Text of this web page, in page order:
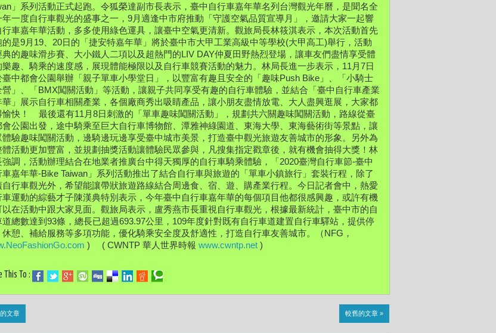
」系列活動正式起跑。令狐榮達副市長表示，臺中自行車嘉年華名列台灣觀光年曆，是聞名全
年一度自行車觀光的盛事之一，9月適逢中市府推動「守護空氣品質宣導月」，邀請大家一起響
行車嘉年華活動，多多使用綠色運具，讓臺中空氣更清新。觀旅局長林筱淇表示，本次活動首先
的是9月19、20日的「捷安特嘉年華」將於臺中市大甲工業高級中等學校(大甲高工)舉行，活動
典的趣味滑步賽、大小鐵人二項以及超熱門的LIV DAY仲夏田野熱烈登場，讓車友們盡情享受體
樂趣、騎乘的速度感，展現體能極限以及自行車競賽活動的魅力。林局長進一步表示，11月7日
臺中都會公園舉辦「親子單車小學堂日」，以豐富有趣且安全的「趣味Push Bike」、「小騎士
營」、「BMX闖關活動」等活動，讓親子共同享受有趣的自行車體驗，並結合「臺中自行車產業
華」展示自行車相關產業，各個廠商秀出吸睛產品，讓小朋友盡情放電、大人盡興逛展，大家都
愉快！    最後還有11月8日刺激的「單車趣味闖關活動」，規劃共六關趣味闖關活動，路線從臺
會公園出發，途中騎乘至巨大自行車博物館、潭雅神綠園道、東海大學、東海藝術街等景點，讓
體驗趣味闖關活動，邊騎邊玩邊享受臺中城市美景，打造臺中觀光旅遊友善城市的形象。另外為
體活動更加豐富，並規劃抽獎活動讓體驗民眾參與，凡搜集指定戳章後，就有機會抽得大獎！林
強調，活動辦理結合在地業者推廣台中得天獨厚的自行車騎乘體驗，「2020臺灣自行車節-臺中
車嘉年華-Bike Taiwan」系列活動推出了結合自行車與旅遊的「單車小鎮旅行」套裝行程，除了
自行車觀光外，希望能讓帶狀旅遊路線結合周邊食、宿、遊、購產業行程。今日記者會中，熱愛
車運動的綜藝才子陳漢典特別表示，今年臺中自行車嘉年華的每個項目他都很感興趣，或許有機
以在活動中跟大家見面。觀旅局表示，盧秀燕市長重視自行車觀光，根據最新統計，臺中市的自
道總數達到93條，總長已超過693.97公里，109年度針對既有自行車道建置自行車驛站，提供停
)     ( CWNTP 華人世界時報 www.cwntp.net )
This To :
文章 較舊的文章 »